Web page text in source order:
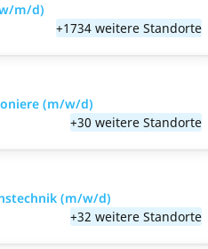
m/d)
+1734 weitere Standorte
(m/w/d)
+30 weitere Standorte
(m/w/d)
+32 weitere Standorte